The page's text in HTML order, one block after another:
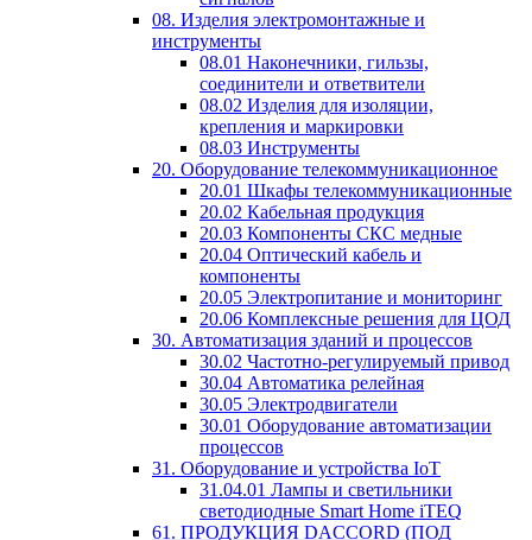
08. Изделия электромонтажные и
инструменты
08.01 Наконечники, гильзы,
соединители и ответвители
08.02 Изделия для изоляции,
крепления и маркировки
08.03 Инструменты
20. Оборудование телекоммуникационное
20.01 Шкафы телекоммуникационные
20.02 Кабельная продукция
20.03 Компоненты СКС медные
20.04 Оптический кабель и
компоненты
20.05 Электропитание и мониторинг
20.06 Комплексные решения для ЦОД
30. Автоматизация зданий и процессов
30.02 Частотно-регулируемый привод
30.04 Автоматика релейная
30.05 Электродвигатели
30.01 Оборудование автоматизации
процессов
31. Оборудование и устройства IoT
31.04.01 Лампы и светильники
светодиодные Smart Home iTEQ
61. ПРОДУКЦИЯ DACCORD (ПОД